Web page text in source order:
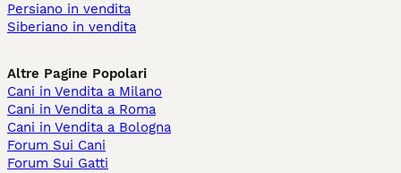
Persiano in vendita
Siberiano in vendita
Altre Pagine Popolari
Cani in Vendita a Milano
Cani in Vendita a Roma
Cani in Vendita a Bologna
Forum Sui Cani
Forum Sui Gatti